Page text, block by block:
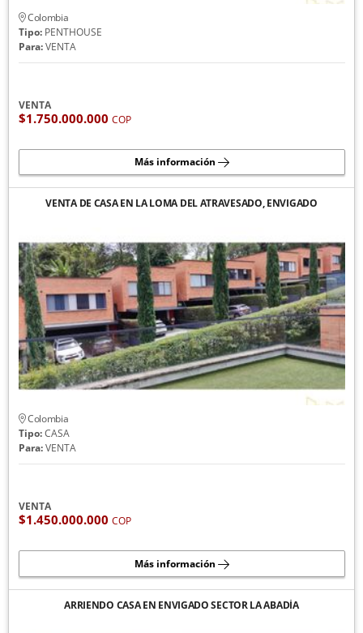
Colombia
Tipo:PENTHOUSE
Para:VENTA
VENTA
$1.750.000.000 COP
Más información
VENTA DE CASA EN LA LOMA DEL ATRAVESADO, ENVIGADO
Colombia
Tipo:CASA
Para:VENTA
VENTA
$1.450.000.000 COP
Más información
ARRIENDO CASA EN ENVIGADO SECTOR LA ABADÍA